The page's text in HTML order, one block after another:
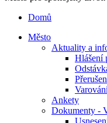
Domů
Město
Aktuality a
Hlášení
Ankety
Dokumenty -